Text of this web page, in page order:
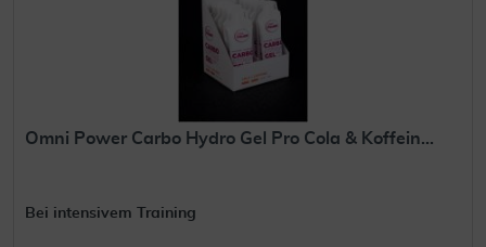
Omni Power Carbo Hydro Gel Pro Cola & Koffein...
Bei intensivem Training